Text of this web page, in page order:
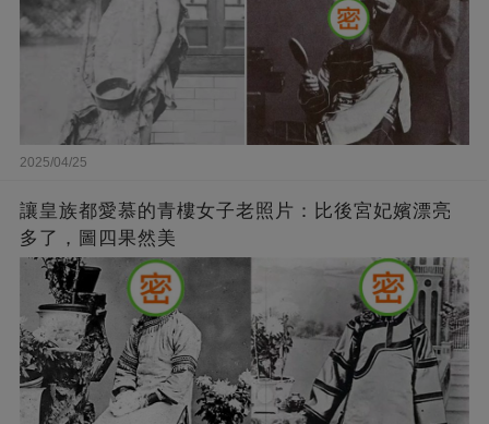
2025/04/25
讓皇族都愛慕的青樓女子老照片：比後宮妃嬪漂亮
多了，圖四果然美